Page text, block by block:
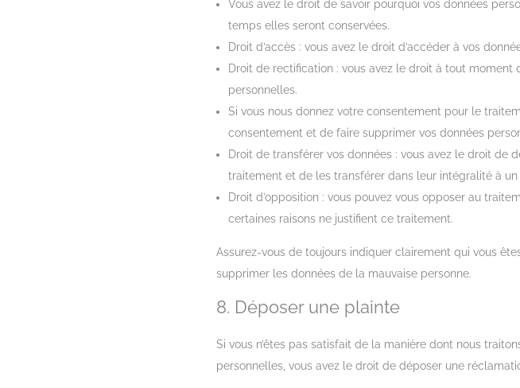
Vous avez le droit de savoir pourquoi vos données
temps elles seront conservées.
Droit d’accès : vous avez le droit d’accéder à vos
Droit de rectification : vous avez le droit à tout
personnelles.
Si vous nous donnez votre consentement pour le
consentement et de faire supprimer vos données
Droit de transférer vos données : vous avez le droit de
traitement et de les transférer dans leur intégralité à
Droit d’opposition : vous pouvez vous opposer au
certaines raisons ne justifient ce traitement.
Assurez-vous de toujours indiquer clairement qui vous
supprimer les données de la mauvaise personne.
8. Déposer une plainte
Si vous n’êtes pas satisfait de la manière dont nous
personnelles, vous avez le droit de déposer une